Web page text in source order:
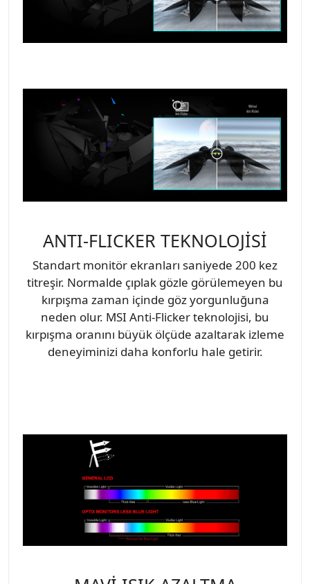
ANTI-FLICKER TEKNOLOJİSİ
Standart monitör ekranları saniyede 200 kez
titreşir. Normalde çıplak gözle görülemeyen bu
kırpışma zaman içinde göz yorgunluğuna
neden olur. MSI Anti-Flicker teknolojisi, bu
kırpışma oranını büyük ölçüde azaltarak izleme
deneyiminizi daha konforlu hale getirir.